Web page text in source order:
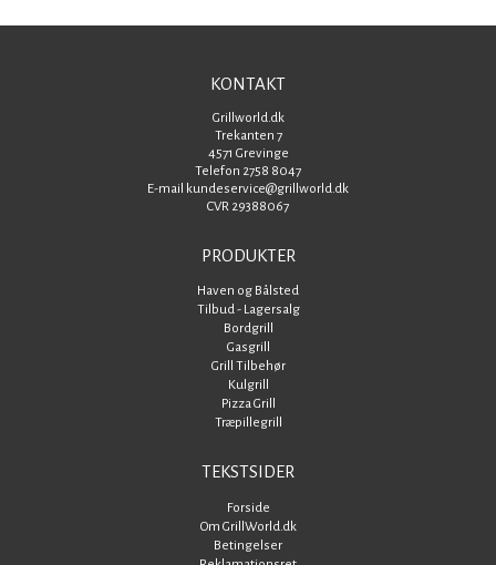
KONTAKT
Grillworld.dk
Trekanten 7
4571 Grevinge
Telefon 2758 8047
E-mail kundeservice@grillworld.dk
CVR 29388067
PRODUKTER
Haven og Bålsted
Tilbud - Lagersalg
Bordgrill
Gasgrill
Grill Tilbehør
Kulgrill
Pizza Grill
Træpillegrill
TEKSTSIDER
Forside
Om GrillWorld.dk
Betingelser